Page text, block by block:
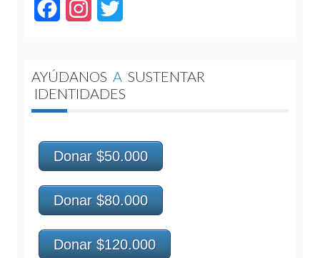
FacebookInstagram
AYÚDANOS A SUSTENTAR
IDENTIDADES
Donar $50.000
Donar $80.000
Donar $120.000